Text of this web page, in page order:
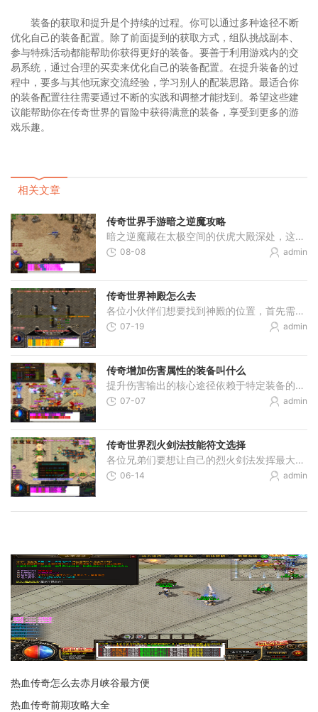
装备的获取和提升是个持续的过程。你可以通过多种途径不断
优化自己的装备配置。除了前面提到的获取方式，组队挑战副本、
参与特殊活动都能帮助你获得更好的装备。要善于利用游戏内的交
易系统，通过合理的买卖来优化自己的装备配置。在提升装备的过
程中，要多与其他玩家交流经验，学习别人的配装思路。最适合你
的装备配置往往需要通过不断的实践和调整才能找到。希望这些建
议能帮助你在传奇世界的冒险中获得满意的装备，享受到更多的游
戏乐趣。
相关文章
传奇世界手游暗之逆魔攻略
暗之逆魔藏在太极空间的伏虎大殿深处，这家伙实力不俗，拥有高额攻击力和防御力，是我们获取稀有装备和材料的重要目标。想要找到它，记得往太极空间最后一层走，伏虎大殿就是
08-08 admin
传奇世界神殿怎么去
各位小伙伴们想要找到神殿的位置，首先需要了解神殿通常隐藏在一些神秘区域，比如深邃的森林、幽暗的洞穴或者高耸的山峰之中。你可以通过完成特定的任务或者寻找地图上的特殊
07-19 admin
传奇增加伤害属性的装备叫什么
提升伤害输出的核心途径依赖于特定装备的属性加成。这类装备通常覆盖武器、防具、饰品等多个部位，其基础属性如物理攻击、魔法攻击或道术攻击直接决定角色的基础伤害能力。裁
07-07 admin
传奇世界烈火剑法技能符文选择
各位兄弟们要想让自己的烈火剑法发挥最大威力，首先得了解这个技能的基本特性。烈火剑法是咱们战士职业的招牌技能，能够在剑上召唤火焰精灵对敌人造成巨额伤害。这个技能需要
06-14 admin
热血传奇怎么去赤月峡谷最方便
热血传奇前期攻略大全